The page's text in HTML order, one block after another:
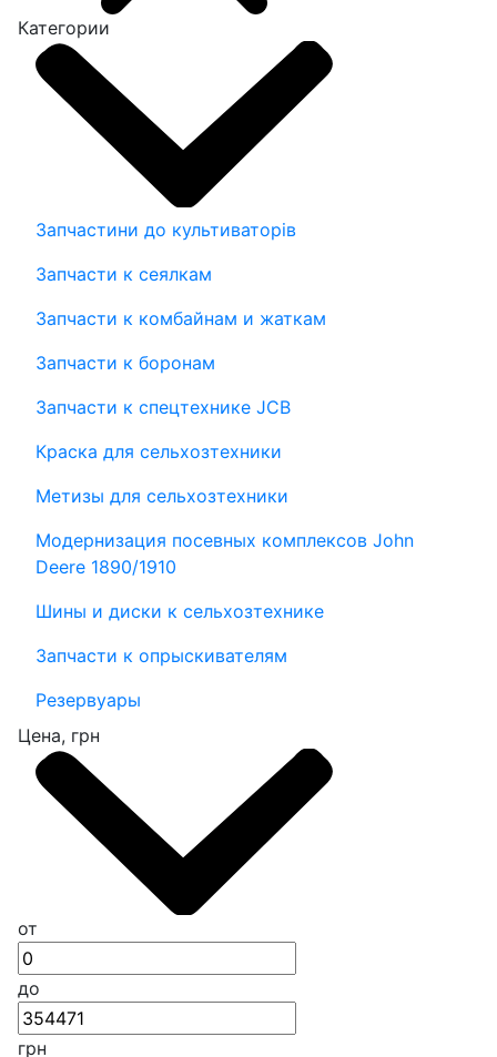
Категории
Запчастини до культиваторів
Запчасти к сеялкам
Запчасти к комбайнам и жаткам
Запчасти к боронам
Запчасти к спецтехнике JCB
Краска для сельхозтехники
Метизы для сельхозтехники
Модернизация посевных комплексов John
Deere 1890/1910
Шины и диски к сельхозтехнике
Запчасти к опрыскивателям
Резервуары
Цена, грн
от
до
грн